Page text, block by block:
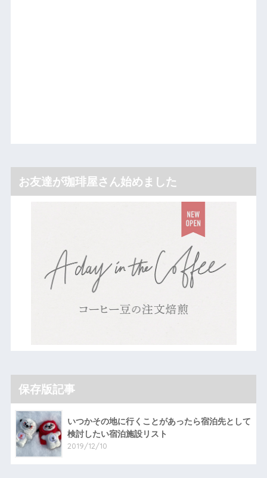
お友達が珈琲屋さん始めました
保存版記事
いつかその地に行くことがあったら宿泊先として
検討したい宿泊施設リスト
2019/12/10